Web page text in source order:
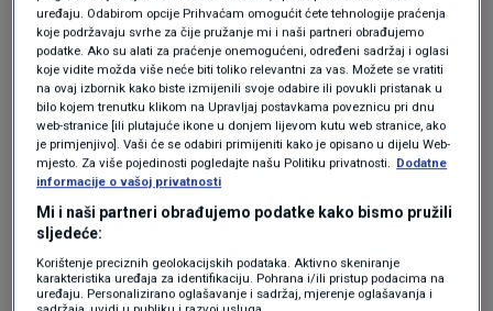
Oglas
uređaju. Odabirom opcije Prihvaćam omogućit ćete tehnologije praćenja
koje podržavaju svrhe za čije pružanje mi i naši partneri obrađujemo
podatke. Ako su alati za praćenje onemogućeni, određeni sadržaj i oglasi
koje vidite možda više neće biti toliko relevantni za vas. Možete se vratiti
na ovaj izbornik kako biste izmijenili svoje odabire ili povukli pristanak u
bilo kojem trenutku klikom na Upravljaj postavkama poveznicu pri dnu
web-stranice [ili plutajuće ikone u donjem lijevom kutu web stranice, ako
je primjenjivo]. Vaši će se odabiri primijeniti kako je opisano u dijelu Web-
mjesto. Za više pojedinosti pogledajte našu Politiku privatnosti.
Dodatne
informacije o vašoj privatnosti
Mi i naši partneri obrađujemo podatke kako bismo pružili
sljedeće:
Korištenje preciznih geolokacijskih podataka. Aktivno skeniranje
karakteristika uređaja za identifikaciju. Pohrana i/ili pristup podacima na
uređaju. Personalizirano oglašavanje i sadržaj, mjerenje oglašavanja i